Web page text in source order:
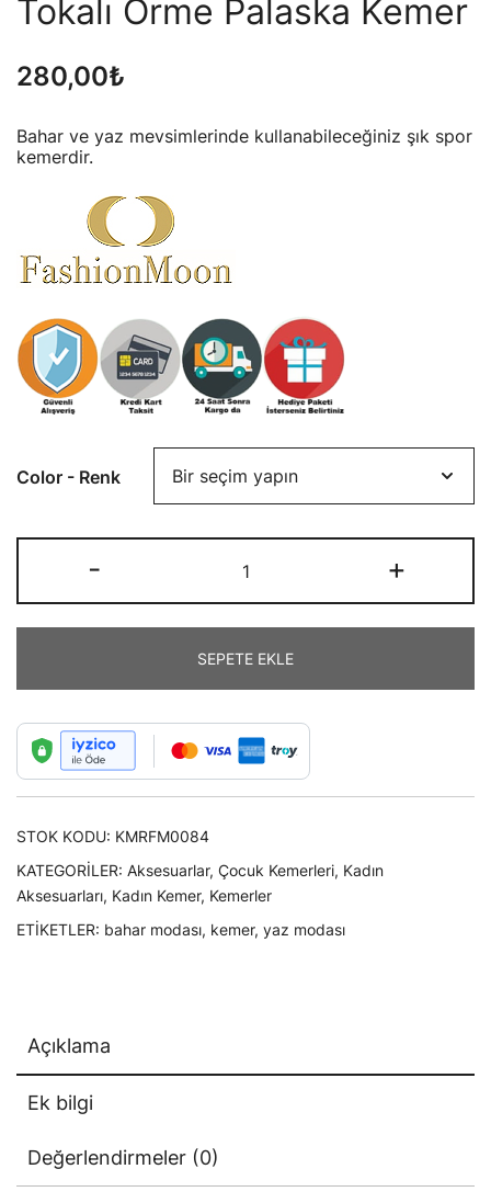
Tokalı Örme Palaska Kemer
280,00₺
Bahar ve yaz mevsimlerinde kullanabileceğiniz şık spor
kemerdir.
Color - Renk
-
Ve
Bahar
Pembe,
Mavi
Renk
Çift
D
Palaska
Kemer
adet
+
SEPETE EKLE
STOK KODU: KMRFM0084
KATEGORILER: Aksesuarlar, Çocuk Kemerleri, Kadın
Aksesuarları, Kadın Kemer, Kemerler
ETIKETLER: bahar modası, kemer, yaz modası
Açıklama
Ek bilgi
Değerlendirmeler (0)